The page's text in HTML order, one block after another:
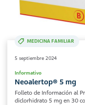
MEDICINA FAMILIAR
5 septiembre 2024
Informativo
Neoalertop® 5 mg
Folleto de Información al
diclorhidrato 5 mg en 30